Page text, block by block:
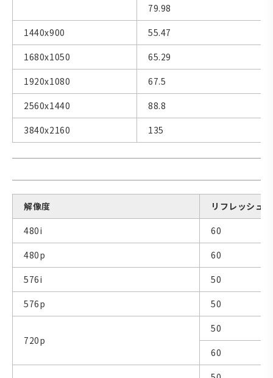
79.98
1440x900
55.47
1680x1050
65.29
1920x1080
67.5
2560x1440
88.8
3840x2160
135
解像度
リフレッシュ
480i
60
480p
60
576i
50
576p
50
720p
50
60